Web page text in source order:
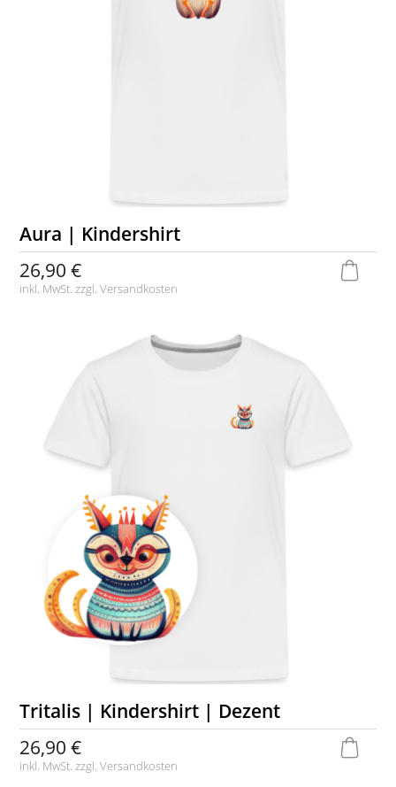
Aura | Kindershirt
26,90 €
inkl. MwSt. zzgl.Versandkosten
Tritalis | Kindershirt | Dezent
26,90 €
inkl. MwSt. zzgl.Versandkosten